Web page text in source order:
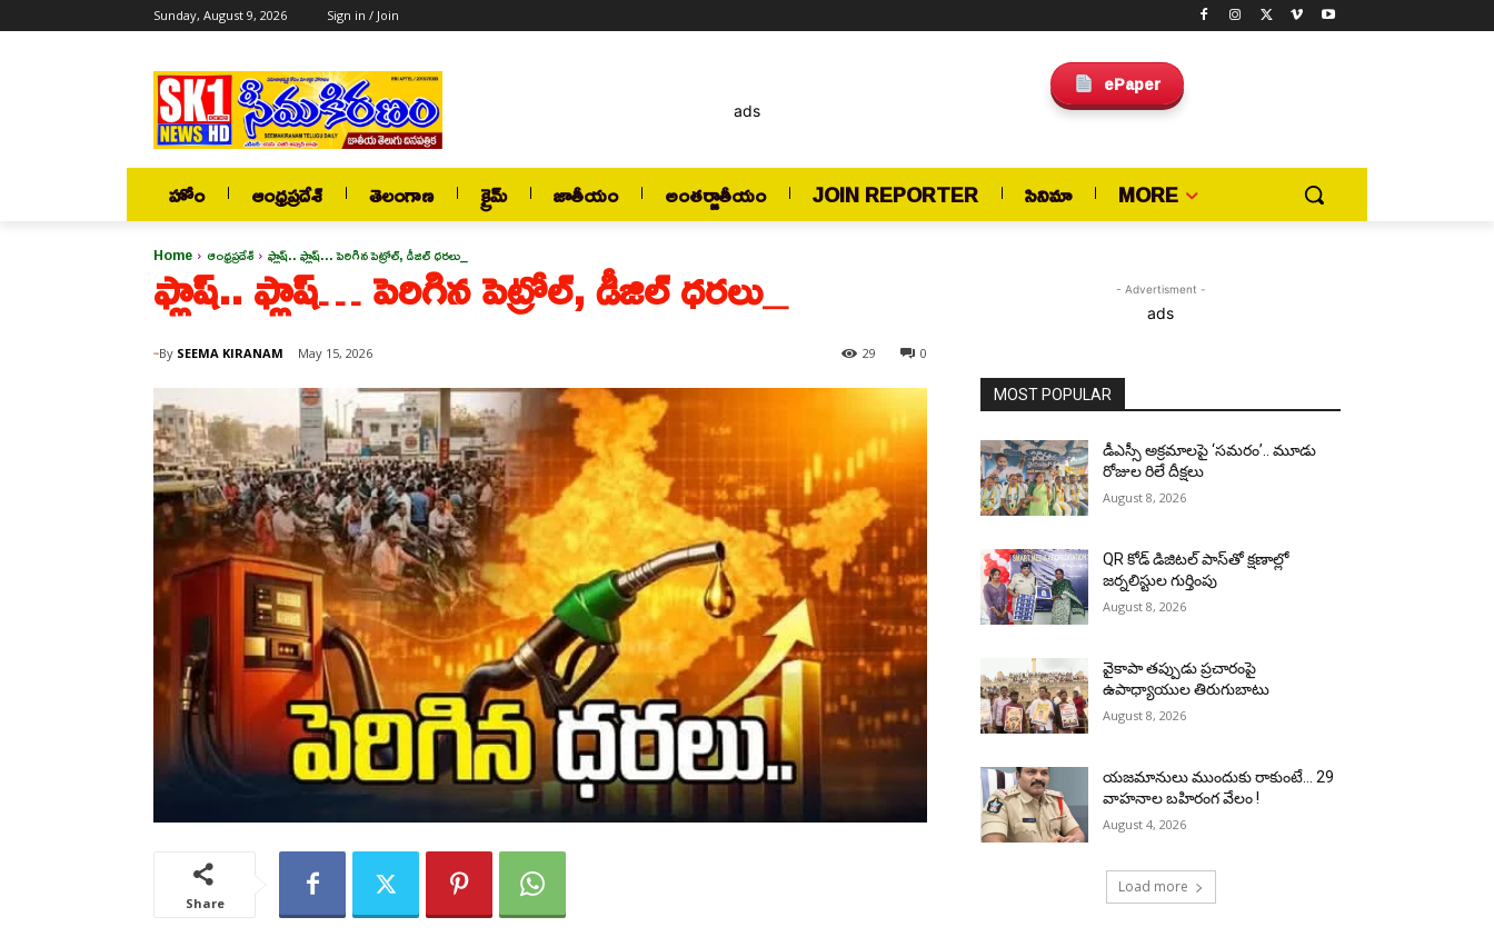
Sunday, August 9, 2026 Sign in / Join
ads
ePaper
హోం ఆంధ్రప్రదేశ్ తెలంగాణ క్రైమ్ జాతీయం అంతర్జాతీయం JOIN REPORTER సినిమా MORE
Home ఆంధ్రప్రదేశ్ ఫ్లాష్.. ఫ్లాష్... పెరిగిన పెట్రోల్, డీజిల్ ధరలు_
ఫ్లాష్.. ఫ్లాష్… పెరిగిన పెట్రోల్, డీజిల్ ధరలు_
By SEEMA KIRANAM May 15, 2026 0
29
Share
- Advertisment -
ads
MOST POPULAR
డీఎస్సీ అక్రమాలపై ‘సమరం’.. మూడు
రోజుల రిలే దీక్షలు
August 8, 2026
QR కోడ్ డిజిటల్ పాస్‌తో క్షణాల్లో
జర్నలిస్టుల గుర్తింపు
August 8, 2026
వైకాపా తప్పుడు ప్రచారంపై
ఉపాధ్యాయుల తిరుగుబాటు
August 8, 2026
యజమానులు ముందుకు రాకుంటే… 29
వాహనాల బహిరంగ వేలం !
August 4, 2026
Load more